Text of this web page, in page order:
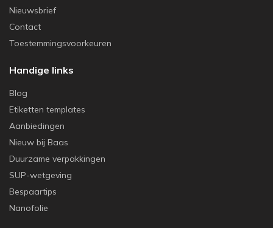
Nieuwsbrief
Contact
Toestemmingsvoorkeuren
Handige links
Blog
Etiketten templates
Aanbiedingen
Nieuw bij Baas
Duurzame verpakkingen
SUP-wetgeving
Bespaartips
Nanofolie